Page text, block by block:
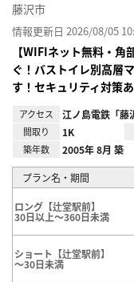
藤沢市
情報更新日 2026/08/05
【WIFIネット無料・
ぐ！バストイレ別高層
す！セキュリティ対策
アクセス 江ノ島電鉄「藤
間取り 1K
築年数 2005年 8月 築
プラン名・期間
ロング【辻堂駅前】
30日以上～360日未満
ショート【辻堂駅前】
～30日未満